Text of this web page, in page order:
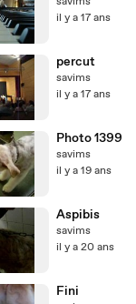
il y a 17 ans
percut
savims
il y a 17 ans
Photo 1399
savims
il y a 19 ans
Aspibis
savims
il y a 20 ans
Fini